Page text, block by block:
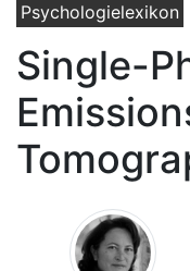
Psychologielexikon
Single-